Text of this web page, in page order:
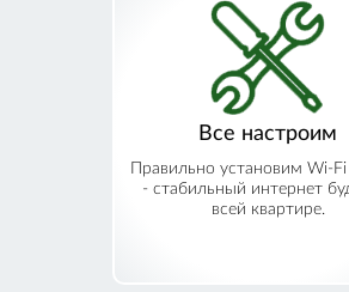
Все настроим
Правильно установим Wi-
- стабильный интернет
всей квартире.